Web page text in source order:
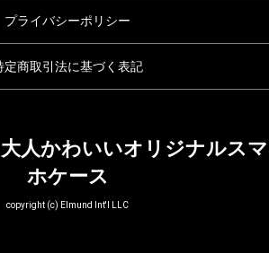
プライバシーポリシー
定商取引法に基づく表記
大人かわいいオリジナルスマ
ホケース
copyright (c) Elmund Int'l LLC